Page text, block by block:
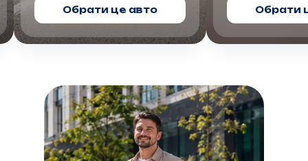
Обрати це авто Обрати